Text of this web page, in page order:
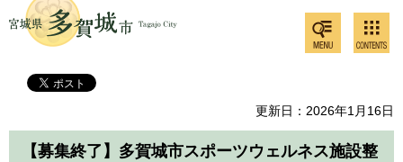
多賀城市
ンツメ
ニュー
共通メ
ニュー
更新日：2026年1月16日
【募集終了】多賀城市スポーツウェルネス施設整